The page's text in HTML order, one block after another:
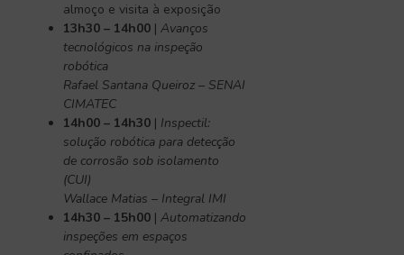
almoço e visita à exposição
13h30 – 14h00 | Avanços
tecnológicos na inspeção
robótica
Rafael Santana Queiroz – SENAI
CIMATEC
14h00 – 14h30 | Inspectil:
solução robótica para detecção
de corrosão sob isolamento
(CUI)
Wallace Matias – Integral IMI
14h30 – 15h00 | Automatizando
inspeções em espaços